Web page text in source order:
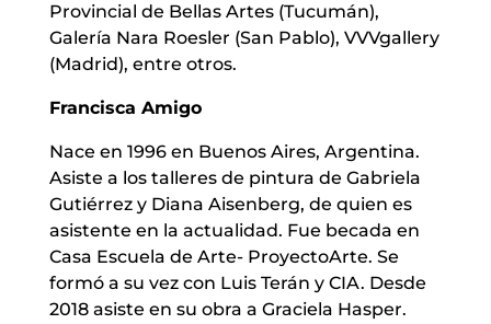
Provincial de Bellas Artes (Tucumán),
Galería Nara Roesler (San Pablo), VVVgallery
(Madrid), entre otros.
Francisca Amigo
Nace en 1996 en Buenos Aires, Argentina.
Asiste a los talleres de pintura de Gabriela
Gutiérrez y Diana Aisenberg, de quien es
asistente en la actualidad. Fue becada en
Casa Escuela de Arte- ProyectoArte. Se
formó a su vez con Luis Terán y CIA. Desde
2018 asiste en su obra a Graciela Hasper.